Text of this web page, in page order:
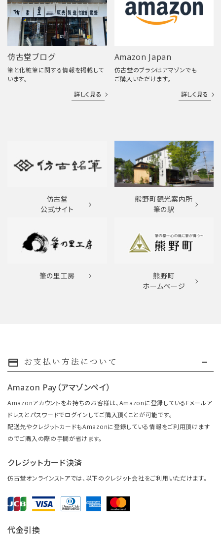
仿古堂ブログ
筆と化粧筆に関する情報を掲載して
います。
詳しく見る
Amazon Japan
仿古堂のブラシはアマゾンでも
ご購入いただけます。
詳しく見る
仿古堂
公式サイト
熊野町観光案内所
筆の駅
筆の里工房
熊野町
ホームページ
payment お支払い方法について
Amazon Pay（アマゾンペイ）
Amazonアカウントをお持ちのお客様は、Amazonに登録しているEメールア
ドレスとパスワードでログインしてご購入頂くことが可能です。
配送先やクレジットカードもAmazonに登録している情報をご利用頂けます
のでご購入の際の手間が省けます。
クレジットカード決済
仿古堂オンラインストアでは、以下のクレジット会社をご利用いただけます。
代金引換